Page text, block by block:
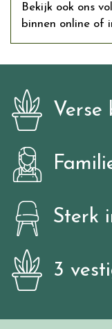
Bekijk ook ons
binnen online of
Verse
Sterk
3